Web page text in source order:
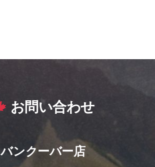
お問い合わせ
バンクーバー店